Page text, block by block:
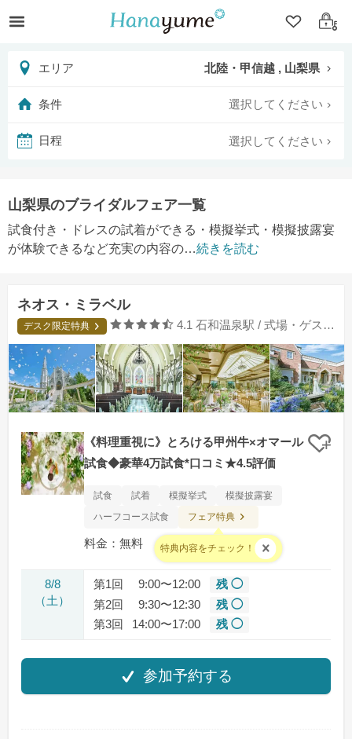
クリップ
ログ
エリア 北陸・甲信越 , 山梨県
条件 選択してください
日程 選択してください
山梨県のブライダルフェア一覧
試食付き・ドレスの試着ができる・模擬挙式・模擬披露宴
が体験できるなど充実の内容の…続きを読む
ネオス・ミラベル
デスク限定特典 口コミ評価
4.1 石和温泉駅 / 式場・ゲストハウス
《料理重視に》とろける甲州牛×オマール
試食◆豪華4万試食*口コミ★4.5評価
クリ
試食 試着 模擬挙式
模擬披露宴
ハーフコース試食
フェア特典
特典内容をチェック！
料金：無料
8/8
（土）
第1回 9:00〜12:00
残 ◯
第2回
9:30〜12:30
残 ◯
第3回
14:00〜17:00 残 ◯
参加予約する